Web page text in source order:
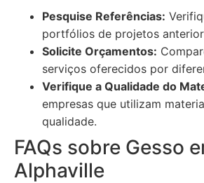
Pesquise Referências:
portfólios de projetos
Solicite Orçamentos:
serviços oferecidos por
Verifique a Qualidade do
empresas que utilizam
qualidade.
FAQs sobre Gesso
Alphaville